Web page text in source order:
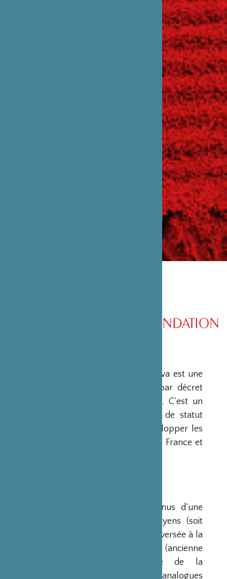
PRÉSENTATION DE LA FONDATION
La Fondation Franco-Japonaise Sasakawa est une
fondation reconnue d’utilité publique par décret
du Premier Ministre du 23 mars 1990. C’est un
organisme privé, sans but lucratif et de statut
français, qui a pour mission de « développer les
relations culturelles et d’amitié entre la France et
Ses ressources proviennent des revenus d’une
dotation initiale de trois milliards de yens (soit
environ 20 millions d’euros à l’époque) versée à la
France par la Fondation Nippon (ancienne
Fondation de l’Industrie Japonaise de la
Construction Navale). Des institutions analogues